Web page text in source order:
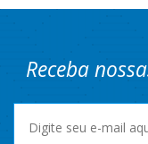
Receba